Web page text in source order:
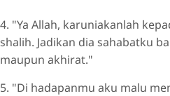
4. "Ya Allah, karuniakanlah
shalih. Jadikan dia sahabatku
maupun akhirat."
5. "Di hadapanmu aku malu